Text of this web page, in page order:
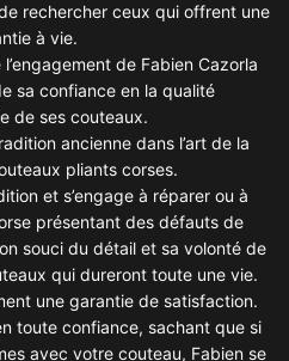
rechercher ceux qui offrent une
à vie.
de Fabien Cazorla
sa confiance en la qualité
de ses couteaux.
ancienne dans l’art de la
pliants corses.
et s’engage à réparer ou à
présentant des défauts de
souci du détail et sa volonté de
qui dureront toute une vie.
une garantie de satisfaction.
toute confiance, sachant que si
avec votre couteau, Fabien se